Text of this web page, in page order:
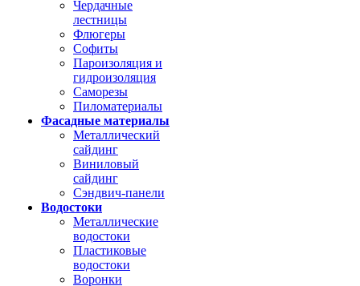
Чердачные
лестницы
Флюгеры
Софиты
Пароизоляция и
гидроизоляция
Саморезы
Пиломатериалы
Фасадные материалы
Металлический
сайдинг
Виниловый
сайдинг
Сэндвич-панели
Водостоки
Металлические
водостоки
Пластиковые
водостоки
Воронки